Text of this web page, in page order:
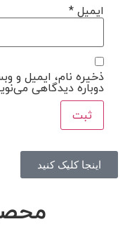
ایمیل*
ذخیره نام، ایمیل و
دوباره دیدگاهی
اینجا کلیک کنید